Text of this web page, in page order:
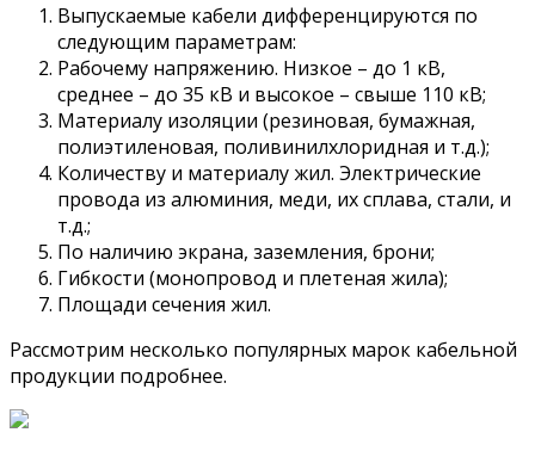
Выпускаемые кабели дифференцируются по
следующим параметрам:
Рабочему напряжению. Низкое – до 1 кВ,
среднее – до 35 кВ и высокое – свыше 110 кВ;
Материалу изоляции (резиновая, бумажная,
полиэтиленовая, поливинилхлоридная и т.д.);
Количеству и материалу жил. Электрические
провода из алюминия, меди, их сплава, стали, и
т.д.;
По наличию экрана, заземления, брони;
Гибкости (монопровод и плетеная жила);
Площади сечения жил.
Рассмотрим несколько популярных марок кабельной
продукции подробнее.